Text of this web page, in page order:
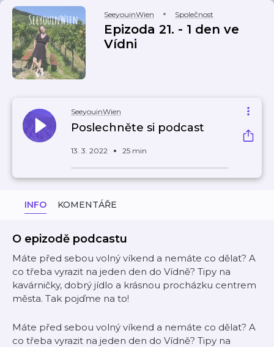
SeeyouinWien Společnost
Epizoda 21. - 1 den ve
Vídni
SeeyouinWien
Poslechněte si podcast
13. 3. 2022 25 min
INFO KOMENTÁŘE
O epizodě podcastu
Máte před sebou volný víkend a nemáte co dělat? A
co třeba vyrazit na jeden den do Vídně? Tipy na
kavárničky, dobrý jídlo a krásnou procházku centrem
města. Tak pojďme na to!
Máte před sebou volný víkend a nemáte co dělat? A
co třeba vyrazit na jeden den do Vídně? Tipy na